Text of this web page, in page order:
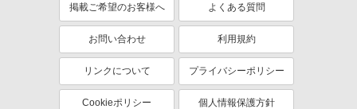
掲載ご希望のお客様へ よくある質問
お問い合わせ 利用規約
リンクについて プライバシーポリシー
Cookieポリシー 個人情報保護方針